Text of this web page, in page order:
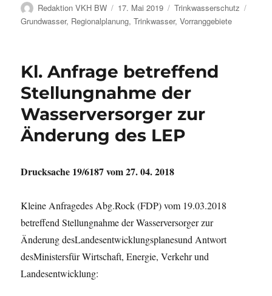
Autor
Redaktion VKH BW
Veröffentlicht
am
17. Mai 2019 Kategorien
Trinkwasserschutz
Grundwasser, Regionalplanung,Trinkwasser,Vorranggebiete
Kl. Anfrage betreffend
Stellungnahme der
Wasserversorger zur
Änderung des LEP
Drucksache 19/6187 vom 27. 04. 2018
Kleine Anfragedes Abg.Rock (FDP) vom 19.03.2018
betreffend Stellungnahme der Wasserversorger zur
Änderung desLandesentwicklungsplanesund Antwort
desMinistersfür Wirtschaft, Energie, Verkehr und
Landesentwicklung: